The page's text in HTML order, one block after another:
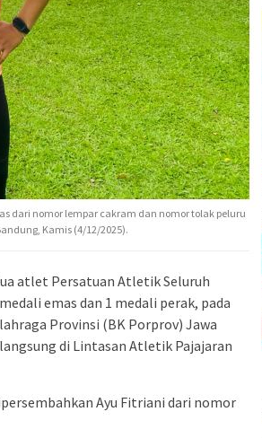
dari nomor lempar cakram dan nomor tolak peluru
Kamis (4/12/2025).
atlet Persatuan Atletik Seluruh
emas dan 1 medali perak, pada
Provinsi (BK Porprov) Jawa
di Lintasan Atletik Pajajaran
Ayu Fitriani dari nomor